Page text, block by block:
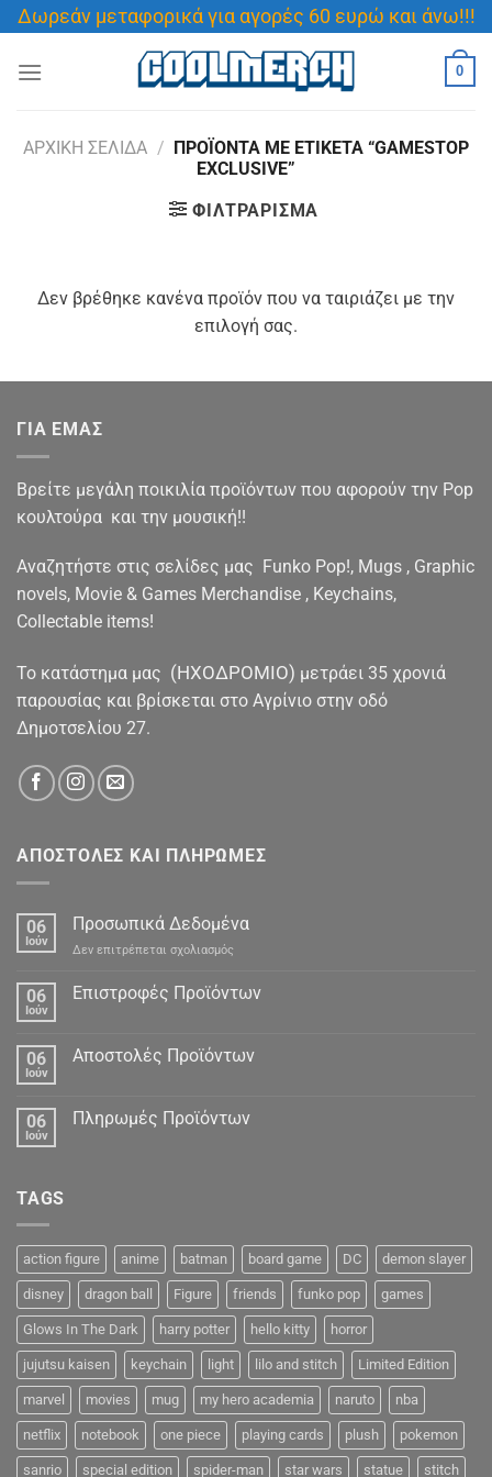
Μετάβαση
στο
περιεχόμενο
Δωρεάν μεταφορικά για αγορές 60 ευρώ και άνω!!!
0
ΑΡΧΙΚΉ ΣΕΛΊΔΑ / ΠΡΟΪΌΝΤΑ ΜΕ ΕΤΙΚΈΤΑ “GAMESTOP
EXCLUSIVE”
ΦΙΛΤΡΆΡΙΣΜΑ
Δεν βρέθηκε κανένα προϊόν που να ταιριάζει με την
επιλογή σας.
ΓΙΑ ΕΜΑΣ
Βρείτε μεγάλη ποικιλία προϊόντων που αφορούν την Pop
κουλτούρα και την μουσική!!
Αναζητήστε στις σελίδες μας Funko Pop!, Mugs , Graphic
novels, Movie & Games Merchandise , Keychains,
Collectable items!
To κατάστημα μας (ΗΧΟΔΡΟΜΙΟ) μετράει 35 χρονιά
παρουσίας και βρίσκεται στο Αγρίνιο στην οδό
Δημοτσελίου 27.
ΑΠΟΣΤΟΛΕΣ ΚΑΙ ΠΛΗΡΩΜΕΣ
06
Ιούν
Προσωπικά Δεδομένα
Δεν επιτρέπεται σχολιασμός
Δεδομένα
06
Ιούν
Επιστροφές Προϊόντων
06
Ιούν
Αποστολές Προϊόντων
06
Ιούν
Πληρωμές Προϊόντων
TAGS
action figure anime batman board game DC demon slayer
disney dragon ball Figure friends funko pop games
Glows In The Dark harry potter hello kitty horror
jujutsu kaisen keychain light lilo and stitch Limited Edition
marvel movies mug my hero academia naruto nba
netflix notebook one piece playing cards plush pokemon
sanrio special edition spider-man star wars statue stitch